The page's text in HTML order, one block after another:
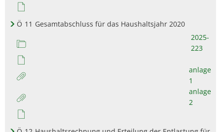
Ö 11 Gesamtabschluss für das Haushaltsjahr 2020
2025-
223
anlage
1
anlage
2